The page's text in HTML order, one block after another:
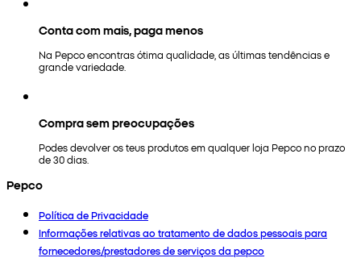
Conta com mais, paga menos
Na Pepco encontras ótima qualidade, as últimas tendências e
grande variedade.
Compra sem preocupações
Podes devolver os teus produtos em qualquer loja Pepco no prazo
de 30 dias.
Pepco
Política de Privacidade
Informações relativas ao tratamento de dados pessoais para
fornecedores/prestadores de serviços da pepco